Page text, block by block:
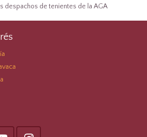
despachos de tenientes de la AGA